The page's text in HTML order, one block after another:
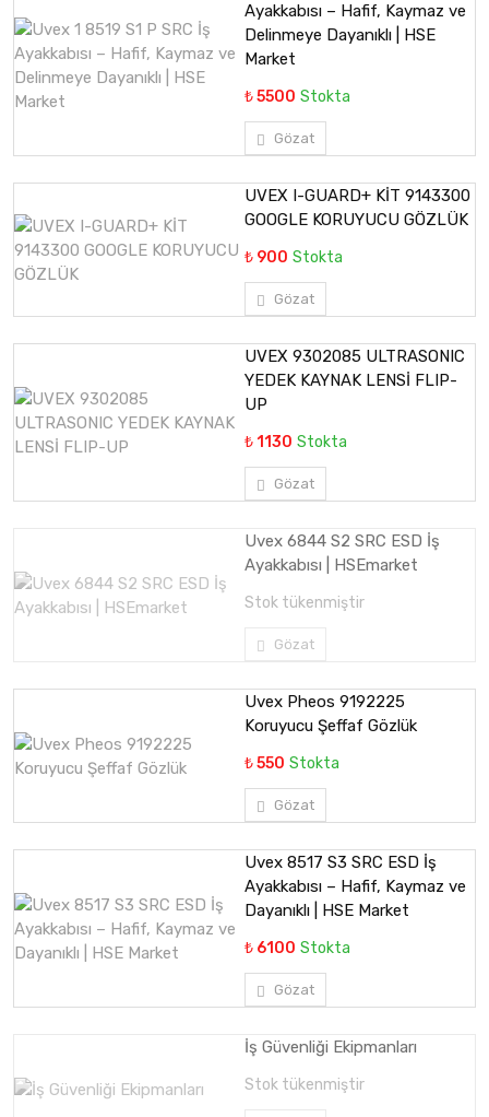
Ayakkabısı – Hafif, Kaymaz ve
Delinmeye Dayanıklı | HSE
Market
₺ 5500 Stokta
Gözat
UVEX I-GUARD+ KİT 9143300
GOOGLE KORUYUCU GÖZLÜK
₺ 900 Stokta
Gözat
UVEX 9302085 ULTRASONIC
YEDEK KAYNAK LENSİ FLIP-
UP
₺ 1130 Stokta
Gözat
Uvex 6844 S2 SRC ESD İş
Ayakkabısı | HSEmarket
Stok tükenmiştir
Gözat
Uvex Pheos 9192225
Koruyucu Şeffaf Gözlük
₺ 550 Stokta
Gözat
Uvex 8517 S3 SRC ESD İş
Ayakkabısı – Hafif, Kaymaz ve
Dayanıklı | HSE Market
₺ 6100 Stokta
Gözat
İş Güvenliği Ekipmanları
Stok tükenmiştir